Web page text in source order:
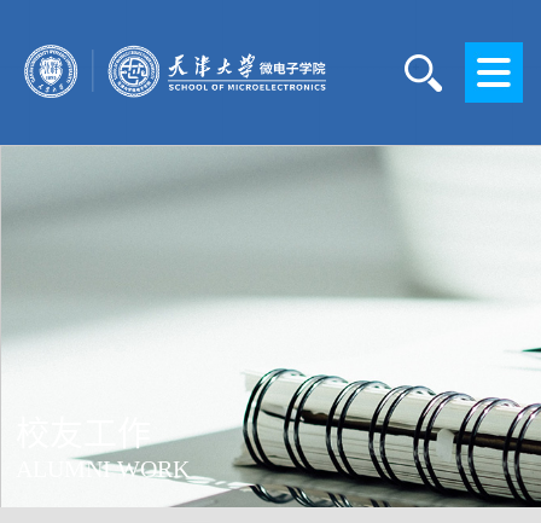
校友工作
ALUMNI WORK